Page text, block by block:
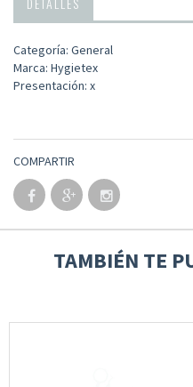
Categoría: General
Marca: Hygietex
Presentación: x
COMPARTIR
TAMBIÉN TE